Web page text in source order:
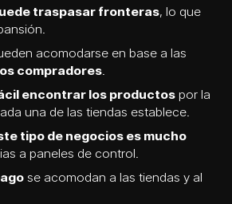
traspasar fronteras, lo que
acomodarse en base a las
compradores.
encontrar los productos por la
una de las tiendas establece.
tipo de negocios es mucho
a paneles de control.
se acomodan a las tiendas y al